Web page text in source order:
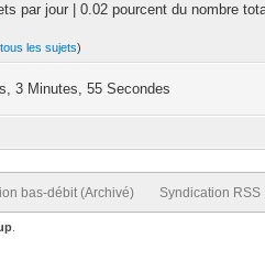
par jour | 0.02 pourcent du nombre
les sujets)
3 Minutes, 55 Secondes
bas-débit (Archivé) Syndication RSS